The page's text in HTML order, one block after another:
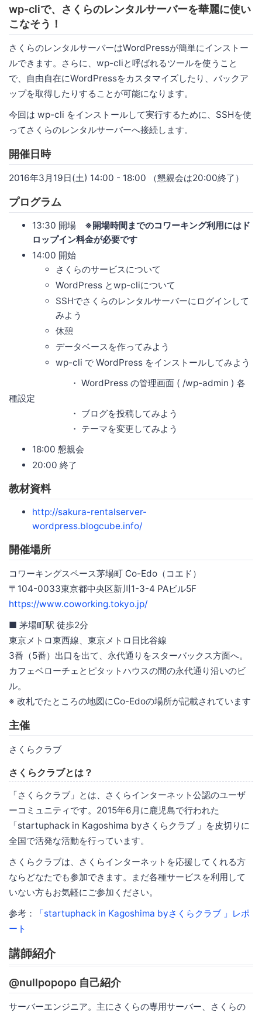
wp-cliで、さくらのレンタルサーバーを華麗に使い
こなそう！
さくらのレンタルサーバーはWordPressが簡単にインストー
ルできます。さらに、wp-cliと呼ばれるツールを使うこと
で、自由自在にWordPressをカスタマイズしたり、バックア
ップを取得したりすることが可能になります。
今回は wp-cli をインストールして実行するために、SSHを使
ってさくらのレンタルサーバーへ接続します。
開催日時
2016年3月19日(土) 14:00 - 18:00 （懇親会は20:00終了）
プログラム
13:30 開場 ※開場時間までのコワーキング利用にはド
ロップイン料金が必要です
14:00 開始
さくらのサービスについて
WordPress とwp-cliについて
SSHでさくらのレンタルサーバーにログインして
みよう
休憩
データベースを作ってみよう
wp-cli で WordPress をインストールしてみよう
・ WordPress の管理画面 ( /wp-admin ) 各
種設定
・ ブログを投稿してみよう
・ テーマを変更してみよう
18:00 懇親会
20:00 終了
教材資料
http://sakura-rentalserver-
wordpress.blogcube.info/
開催場所
コワーキングスペース茅場町 Co-Edo（コエド）
〒104-0033東京都中央区新川1-3-4 PAビル5F
https://www.coworking.tokyo.jp/
■ 茅場町駅 徒歩2分
東京メトロ東西線、東京メトロ日比谷線
3番（5番）出口を出て、永代通りをスターバックス方面へ。
カフェベローチェとピタットハウスの間の永代通り沿いのビ
ル。
※ 改札でたところの地図にCo-Edoの場所が記載されています
主催
さくらクラブ
さくらクラブとは？
「さくらクラブ」とは、さくらインターネット公認のユーザ
ーコミュニティです。2015年6月に鹿児島で行われた
「startuphack in Kagoshima byさくらクラブ 」を皮切りに
全国で活発な活動を行っています。
さくらクラブは、さくらインターネットを応援してくれる方
ならどなたでも参加できます。まだ各種サービスを利用して
いない方もお気軽にご参加ください。
参考：
「startuphack in Kagoshima byさくらクラブ 」レポ
ート
講師紹介
@nullpopopo 自己紹介
サーバーエンジニア。主にさくらの専用サーバー、さくらの